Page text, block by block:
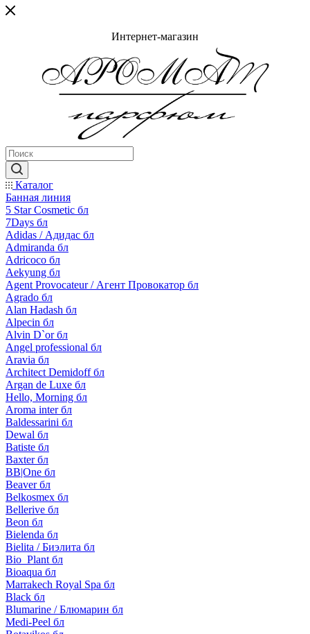
Интернет-магазин
Каталог
Банная линия
5 Star Cosmetic бл
7Days бл
Adidas / Адидас бл
Admiranda бл
Adricoco бл
Aekyung бл
Agent Provocateur / Агент Провокатор бл
Agrado бл
Alan Hadash бл
Alpecin бл
Alvin D`or бл
Angel professional бл
Aravia бл
Architect Demidoff бл
Argan de Luxe бл
Hello, Morning бл
Aroma inter бл
Baldessarini бл
Dewal бл
Batiste бл
Baxter бл
BB|One бл
Beaver бл
Belkosmex бл
Bellerive бл
Beon бл
Bielenda бл
Bielita / Биэлита бл
Bio_Plant бл
Bioaqua бл
Marrakech Royal Spa бл
Black бл
Blumarine / Блюмарин бл
Medi-Peel бл